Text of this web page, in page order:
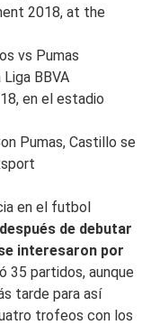
2018, at the
vs Pumas
BBVA
en el estadio
Pumas, Castillo se
en el futbol
de debutar
interesaron por
35 partidos, aunque
tarde para así
trofeos con los